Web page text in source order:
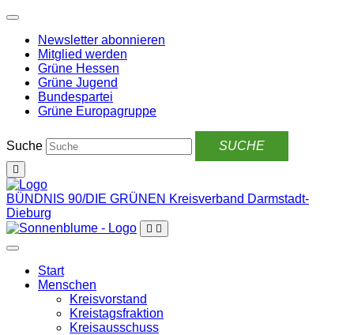
Weiter
Inhalt
Newsletter abonnieren
Mitglied werden
Grüne Hessen
Grüne Jugend
Bundespartei
Grüne Europagruppe
Suche
BÜNDNIS 90/DIE GRÜNEN Kreisverband Darmstadt-
Dieburg
Start
Menschen
Kreisvorstand
Kreistagsfraktion
Kreisausschuss